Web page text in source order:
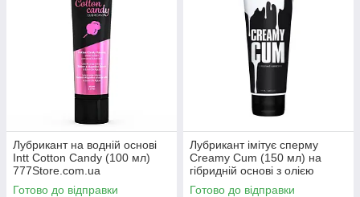
Лубрикант на водній основі
Intt Cotton Candy (100 мл)
777Store.com.ua
Готово до відправки
Лубрикант імітує сперму
Creamy Cum (150 мл) на
гібридній основі з олією
звіробою 777Store.com.ua
Готово до відправки